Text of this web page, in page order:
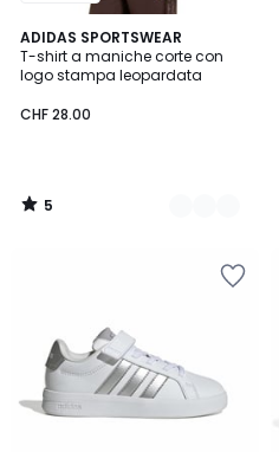
ADIDAS SPORTSWEAR
T-shirt a maniche corte con
logo stampa leopardata
CHF 28.00
5
/
5
2
Colori
5
/